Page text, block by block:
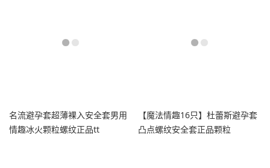
名流避孕套超薄裸入安全套男用
情趣冰火颗粒螺纹正品tt
【魔法情趣16只】杜蕾斯避孕套
凸点螺纹安全套正品颗粒